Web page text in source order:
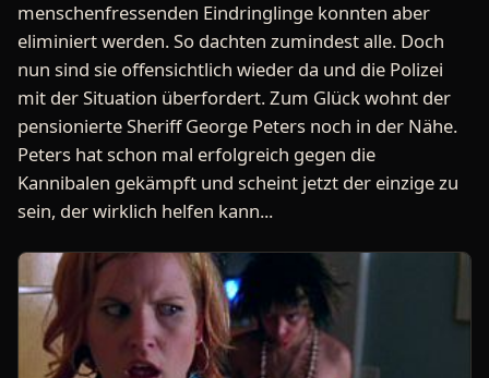
menschenfressenden Eindringlinge konnten aber
eliminiert werden. So dachten zumindest alle. Doch
nun sind sie offensichtlich wieder da und die Polizei
mit der Situation überfordert. Zum Glück wohnt der
pensionierte Sheriff George Peters noch in der Nähe.
Peters hat schon mal erfolgreich gegen die
Kannibalen gekämpft und scheint jetzt der einzige zu
sein, der wirklich helfen kann...